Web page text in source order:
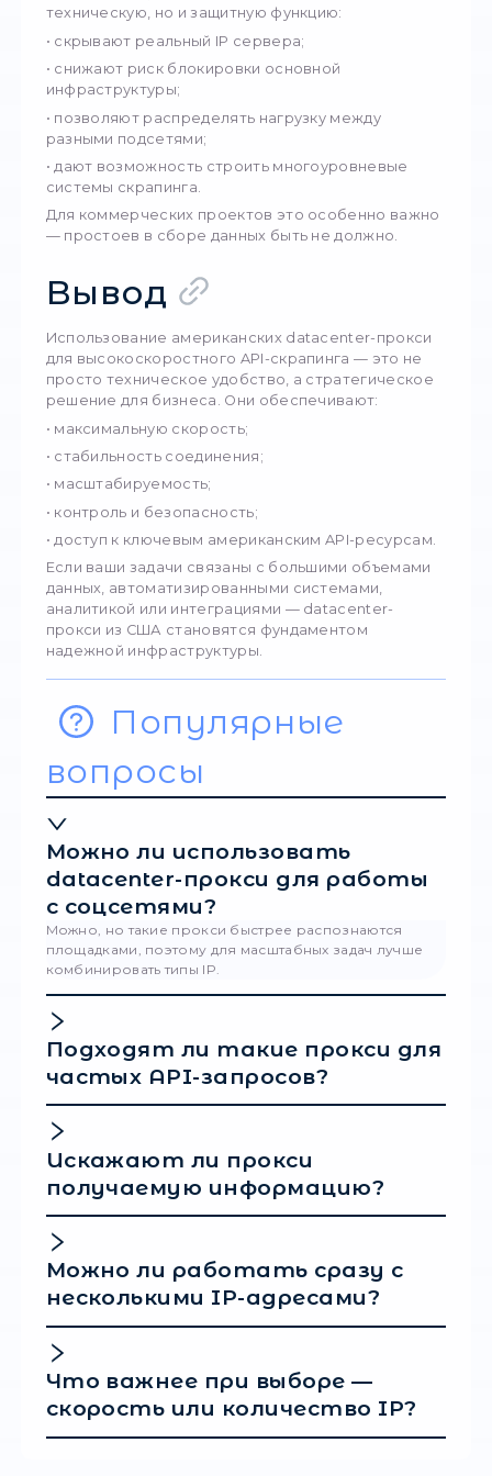
высокоскоростного API-скрапинга
прокси остаются самым эффективным
Внутреннее
решение для
из США
Для задач, где требуется стабильная
целесообразно использовать
прокси как готовое решение для бизнес-
интеграций, автоматизации и больших API-
нагрузок.
Технические
рекомендации
стабильной
API-скрапера
Чтобы использование datacenter-прокси
максимальный эффект, следует
нескольких правил:
самый лучший прокси требует ротации.
Ограничивать частоту запросов. Не
естественную скорость доступа к API.
Использовать пул прокси. Это
распределяет нагрузку.
Контролировать ответы API. Ошибки 403,
— сигнал к изменению стратегии.
Такой подход позволяет работать
полных блокировок инфраструктуры.
Безопасность и
анонимность
Datacenter-прокси выполняют не только
техническую, но и защитную функцию:
• скрывают реальный IP сервера;
• снижают риск блокировки основной